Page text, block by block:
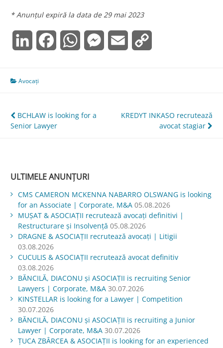
* Anunțul expiră la data de 29 mai 2023
LinkedInFacebookWhatsAppMessenger
Email
Avocați
Navigare
în
BCHLAW is looking for a
Senior Lawyer
KREDYT INKASO recrutează
avocat stagiar
ULTIMELE ANUNȚURI
CMS CAMERON MCKENNA NABARRO OLSWANG is looking
for an Associate | Corporate, M&A 05.08.2026
MUŞAT & ASOCIAŢII recrutează avocați definitivi |
Restructurare și Insolvență 05.08.2026
DRAGNE & ASOCIAȚII recrutează avocați | Litigii
03.08.2026
CUCULIS & ASOCIAȚII recrutează avocat definitiv
03.08.2026
BĂNCILĂ, DIACONU și ASOCIAȚII is recruiting Senior
Lawyers | Corporate, M&A 30.07.2026
KINSTELLAR is looking for a Lawyer | Competition
30.07.2026
BĂNCILĂ, DIACONU și ASOCIAȚII is recruiting a Junior
Lawyer | Corporate, M&A 30.07.2026
ŢUCA ZBÂRCEA & ASOCIAŢII is looking for an experienced